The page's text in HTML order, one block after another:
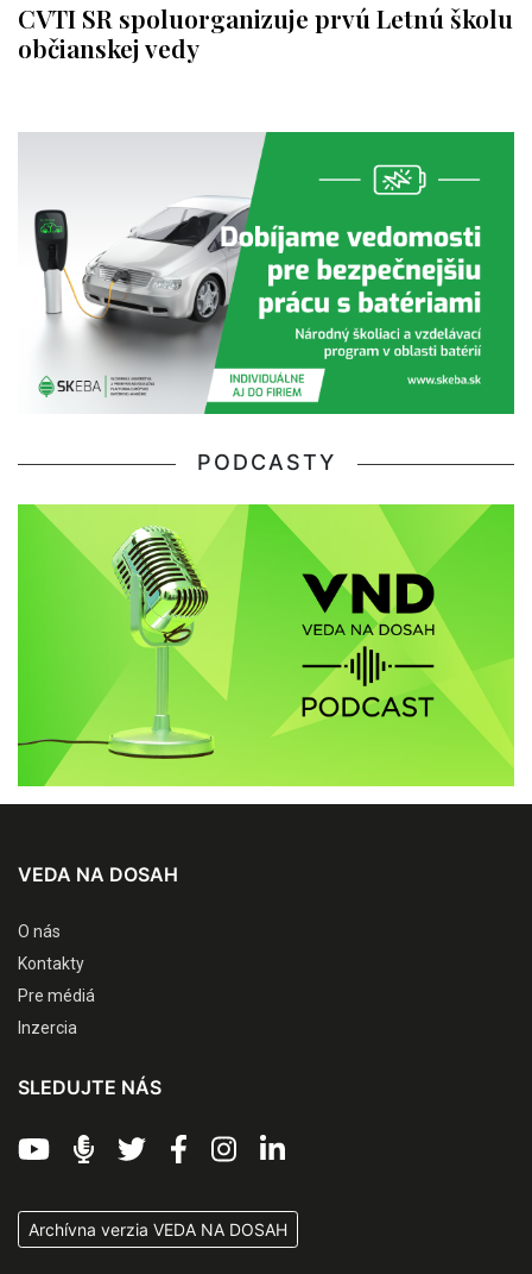
CVTI SR spoluorganizuje prvú Letnú školu
občianskej vedy
PODCASTY
VEDA NA DOSAH
O nás
Kontakty
Pre médiá
Inzercia
SLEDUJTE NÁS
Archívna verzia VEDA NA DOSAH